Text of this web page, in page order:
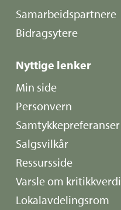
Samarbeidspartnere
Bidragsytere
Nyttige lenker
Min side
Personvern
Samtykkepreferanser
Salgsvilkår
Ressursside
Varsle om
Lokalavdelingsrom